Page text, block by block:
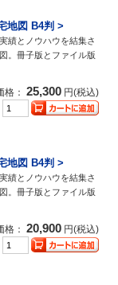
地図 B4判 >
績とノウハウを結集さ
。冊子版とファイル版
格： 25,300 円(税込)
地図 B4判 >
績とノウハウを結集さ
。冊子版とファイル版
格： 20,900 円(税込)